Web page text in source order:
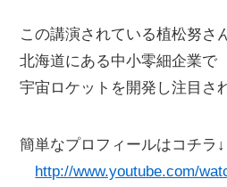
この講演されている植松努さ
北海道にある中小零細企業で
宇宙ロケットを開発し注目さ
簡単なプロフィールはコチラ↓
http://www.youtube.com/